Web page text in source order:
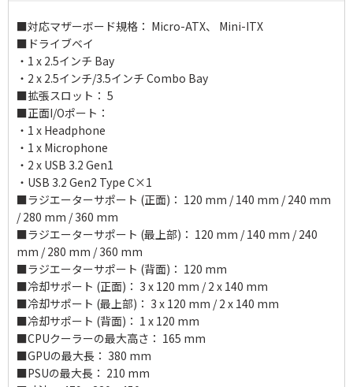
■対応マザーボード規格： Micro-ATX、 Mini-ITX
■ドライブベイ
・1 x 2.5インチ Bay
・2 x 2.5インチ/3.5インチ Combo Bay
■拡張スロット： 5
■正面I/Oポート：
・1 x Headphone
・1 x Microphone
・2 x USB 3.2 Gen1
・USB 3.2 Gen2 Type C×1
■ラジエーターサポート (正面)： 120 mm / 140 mm / 240 mm
/ 280 mm / 360 mm
■ラジエーターサポート (最上部)： 120 mm / 140 mm / 240
mm / 280 mm / 360 mm
■ラジエーターサポート (背面)： 120 mm
■冷却サポート (正面)： 3 x 120 mm / 2 x 140 mm
■冷却サポート (最上部)： 3 x 120 mm / 2 x 140 mm
■冷却サポート (背面)： 1 x 120 mm
■CPUクーラーの最大高さ： 165 mm
■GPUの最大長： 380 mm
■PSUの最大長： 210 mm